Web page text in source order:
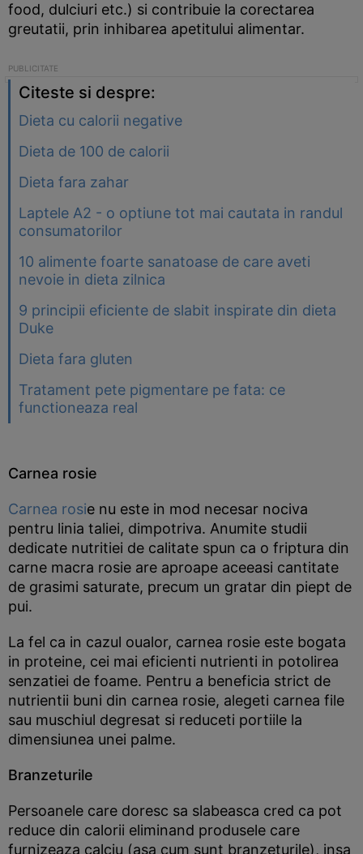
food, dulciuri etc.) si contribuie la corectarea
greutatii, prin inhibarea apetitului alimentar.
Citeste si despre:
Dieta cu calorii negative
Dieta de 100 de calorii
Dieta fara zahar
Laptele A2 - o optiune tot mai cautata in randul
consumatorilor
10 alimente foarte sanatoase de care aveti
nevoie in dieta zilnica
9 principii eficiente de slabit inspirate din dieta
Duke
Dieta fara gluten
Tratament pete pigmentare pe fata: ce
functioneaza real
Carnea rosie
Carnea rosie nu este in mod necesar nociva
pentru linia taliei, dimpotriva. Anumite studii
dedicate nutritiei de calitate spun ca o friptura din
carne macra rosie are aproape aceeasi cantitate
de grasimi saturate, precum un gratar din piept de
pui.
La fel ca in cazul oualor, carnea rosie este bogata
in proteine, cei mai eficienti nutrienti in potolirea
senzatiei de foame. Pentru a beneficia strict de
nutrientii buni din carnea rosie, alegeti carnea file
sau muschiul degresat si reduceti portiile la
dimensiunea unei palme.
Branzeturile
Persoanele care doresc sa slabeasca cred ca pot
reduce din calorii eliminand produsele care
furnizeaza calciu (asa cum sunt branzeturile), insa